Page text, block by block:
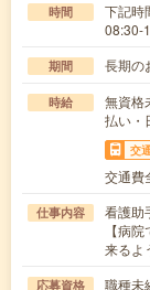
時間
下記
08:30-
期間 長期の
時給
無資
払い・
交
交通費
仕事内容
看護助
【病
来るよ
応募資格
職種未